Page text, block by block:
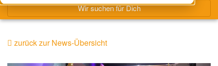
zurück zur News-Übersicht
Wir suchen für Dich